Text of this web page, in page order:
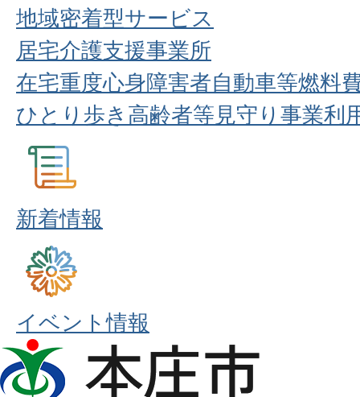
地域密着型サービス
居宅介護支援事業所
在宅重度心身障害者自動車等燃料
ひとり歩き高齢者等見守り事業利
新着情報
イベント情報
本
庄